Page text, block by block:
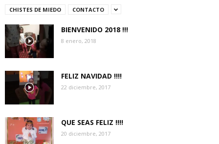
CHISTES DE MIEDO CONTACTO
BIENVENIDO 2018 !!!
8 enero, 2018
FELIZ NAVIDAD !!!!
22 diciembre, 2017
QUE SEAS FELIZ !!!!
20 diciembre, 2017